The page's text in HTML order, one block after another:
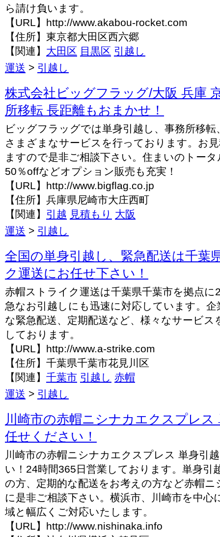
ら請け負います。
【URL】http://www.akabou-rocket.com
【住所】東京都大田区西六郷
【関連】 大田区 目黒区 引越し
運送 > 引越し
株式会社ビッグフラッグ/大阪 兵庫
所移転 長距離もおまかせ！
ビッグフラッグでは単身引越し、事務所移
さまざまなサービスを行っております。お
ますので是非ご相談下さい。住まいのトー
50％offなどオプション販売も充実！
【URL】http://www.bigflag.co.jp
【住所】兵庫県尼崎市大庄西町
【関連】 引越 見積もり 大阪
運送 > 引越し
全国の単身引越し、緊急配送は千葉
ク運送にお任せ下さい！
赤帽ストライク運送は千葉県千葉市を拠点に
急なお引越しにも迅速に対応しています。
な緊急配送、定期配送など、様々なサービス
しております。
【URL】http://www.a-strike.com
【住所】千葉県千葉市花見川区
【関連】 千葉市 引越し 赤帽
運送 > 引越し
川崎市の赤帽ニシナカエクスプレス
任せください！
川崎市の赤帽ニシナカエクスプレス 単身引
い！24時間365日営業しております。単身引
の方、定期的な配送をお考えの方など赤帽
に是非ご相談下さい。横浜市、川崎市を中心
域と幅広くご対応いたします。
【URL】http://www.nishinaka.info